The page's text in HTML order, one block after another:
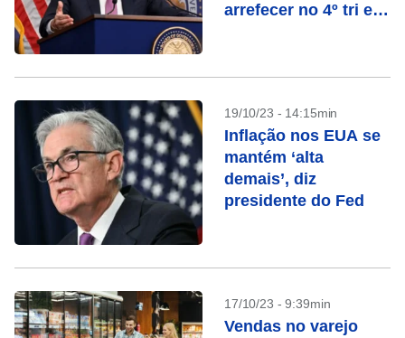
arrefecer no 4º tri e
19/10/23 - 14:15min
Inflação nos EUA se
mantém ‘alta
demais’, diz
presidente do Fed
17/10/23 - 9:39min
Vendas no varejo